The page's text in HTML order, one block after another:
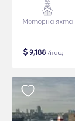
Моторна яхта
$9,188 /нощ